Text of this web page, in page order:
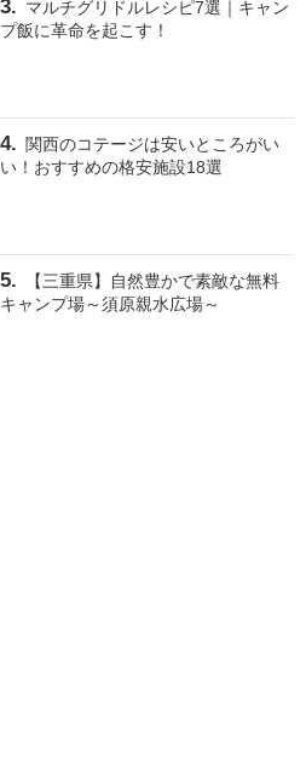
マルチグリドルレシピ7選｜キャン
プ飯に革命を起こす！
関西のコテージは安いところがい
い！おすすめの格安施設18選
【三重県】自然豊かで素敵な無料
キャンプ場～須原親水広場～